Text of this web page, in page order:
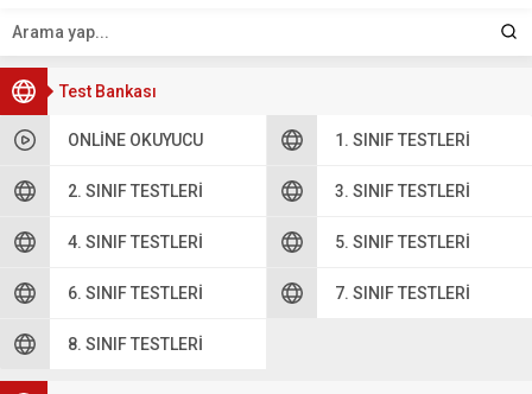
Test Bankası
ONLINE OKUYUCU 1. SINIF TESTLERI
2. SINIF TESTLERI 3. SINIF TESTLERI
4. SINIF TESTLERI 5. SINIF TESTLERI
6. SINIF TESTLERI 7. SINIF TESTLERI
8. SINIF TESTLERI